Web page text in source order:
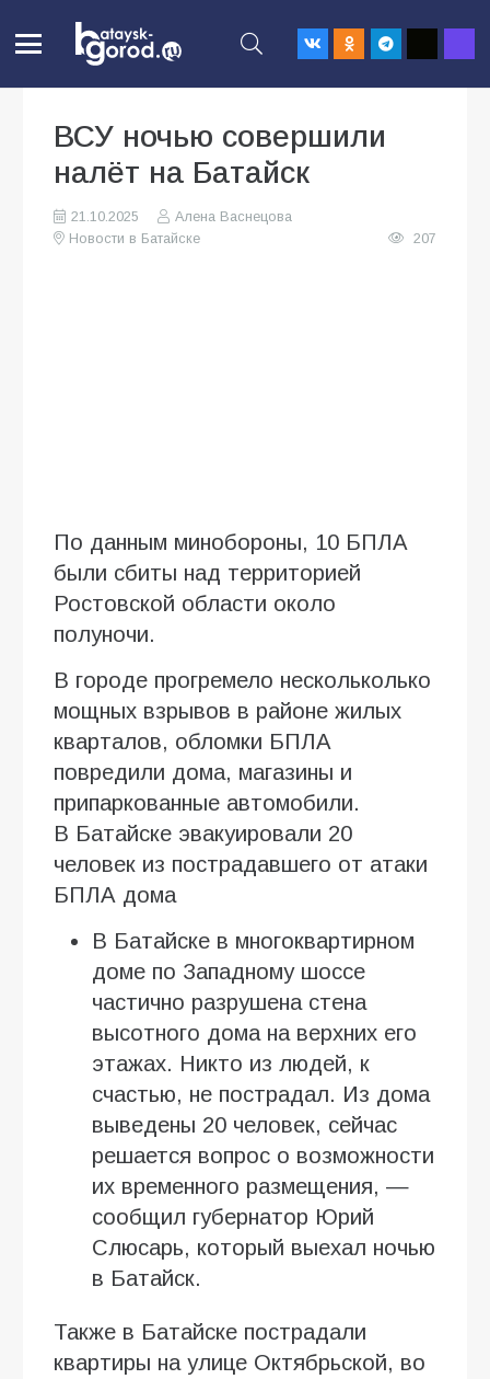
ВСУ ночью совершили
налёт на Батайск
21.10.2025
Алена Васнецова
Новости в Батайске
207
По данным минобороны, 10 БПЛА
были сбиты над территорией
Ростовской области около
полуночи.
В городе прогремело нескольколько
мощных взрывов в районе жилых
кварталов, обломки БПЛА
повредили дома, магазины и
припаркованные автомобили.
В Батайске эвакуировали 20
человек из пострадавшего от атаки
БПЛА дома
В Батайске в многоквартирном
доме по Западному шоссе
частично разрушена стена
высотного дома на верхних его
этажах. Никто из людей, к
счастью, не пострадал. Из дома
выведены 20 человек, сейчас
решается вопрос о возможности
их временного размещения, —
сообщил губернатор Юрий
Слюсарь, который выехал ночью
в Батайск.
Также в Батайске пострадали
квартиры на улице Октябрьской, во